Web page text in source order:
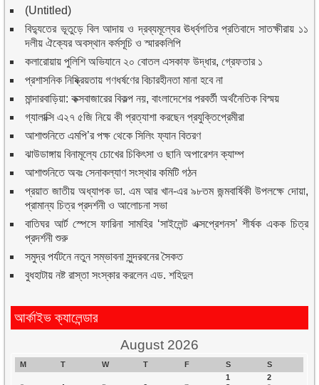
(Untitled)
বিদ্যুতের ভূতুড়ে বিল আদায় ও দ্রব্যমূল্যের ঊর্ধ্বগতির প্রতিবাদে সাতক্ষীরায় ১১
দলীয় ঐক্যের অবস্থান কর্মসূচি ও স্মারকলিপি
কলারোয়ায় পুলিশি অভিযানে ২০ বোতল এসকাফ উদ্ধার, গ্রেফতার ১
প্রশাসনিক নিষ্ক্রিয়তায় গণধর্ষণের বিচারহীনতা মানা হবে না
মান্দারবাড়িয়া: কক্সবাজারের বিকল্প নয়, বাংলাদেশের পরবর্তী অর্থনৈতিক বিস্ময়
গ্যালাক্সি এ২৭ ৫জি নিয়ে কী প্রত্যাশা করছেন প্রযুক্তিপ্রেমীরা
আশাশুনিতে এমপি’র পক্ষ থেকে সিলিং ফ্যান বিতরণ
ঝাউডাঙ্গায় বিনামূল্যে চোখের চিকিৎসা ও ছানি অপারেশন ক্যাম্প
আশাশুনিতে অবঃ সেনাকল্যাণ সংস্থার কমিটি গঠন
প্রয়াত জাতীয় অধ্যাপক ডা. এম আর খান-এর ৯৮তম জন্মবার্ষিকী উপলক্ষে দোয়া,
প্রামান্য চিত্র প্রদর্শনী ও আলোচনা সভা
বাতিঘর আর্ট স্পেসে ফারিনা সামহির ‘সাইলেন্ট এক্সপ্রেশনস’ শীর্ষক একক চিত্র
প্রদর্শনী শুরু
সমুদ্র পর্যটনে নতুন সম্ভাবনা সুন্দরবনের সৈকত
বুধহাটায় নষ্ট রাস্তা সংস্কার করলেন এড. শহিদুল
আর্কাইভ ক্যালেন্ডার
August 2026
M T W T F S
S
1
2